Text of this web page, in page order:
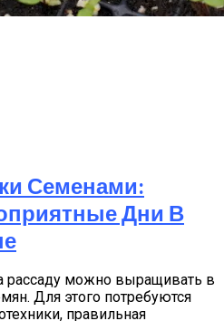
Семенами:
Дни В
рассаду можно выращивать в
Для этого потребуются
правильная